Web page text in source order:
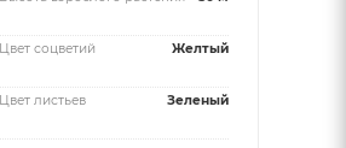
Цвет соцветий Желтый
Цвет листьев Зеленый